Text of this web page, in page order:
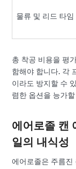
물류 및 리드 타임
총 착공 비용을 평
함해야 합니다. 각
이라도 방지할 수
렴한 옵션을 능가
에어로졸 캔
일의 내식성
에어로졸은 주름진